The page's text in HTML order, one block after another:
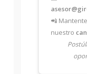
📲
nuestro